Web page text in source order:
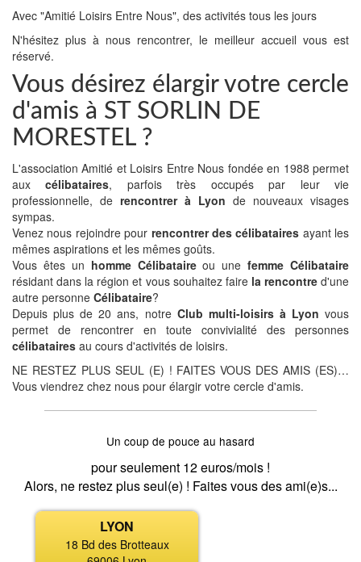
Avec "Amitié Loisirs Entre Nous", des activités tous les jours
N'hésitez plus à nous rencontrer, le meilleur accueil vous est
réservé.
Vous désirez élargir votre cercle
d'amis à ST SORLIN DE
MORESTEL ?
L'association Amitié et Loisirs Entre Nous fondée en 1988 permet
auxcélibataires, parfois très occupés par leur vie
professionnelle, de rencontrer à Lyon de nouveaux visages
sympas.
Venez nous rejoindre pour rencontrer des célibataires ayant les
mêmes aspirations et les mêmes goûts.
Vous êtes un homme Célibataireou unefemme Célibataire
résidant dans la région et vous souhaitez faire la rencontred'une
autre personne Célibataire?
Depuis plus de 20 ans, notre Club multi-loisirs à Lyon vous
permet de rencontrer en toute convivialité des personnes
célibataires au cours d'activités de loisirs.
NE RESTEZ PLUS SEUL (E) ! FAITES VOUS DES AMIS (ES)…
Vous viendrez chez nous pour élargir votre cercle d'amis.
Un coup de pouce au hasard
pour seulement 12 euros/mois !
Alors, ne restez plus seul(e) ! Faites vous des ami(e)s...
LYON
18 Bd des Brotteaux